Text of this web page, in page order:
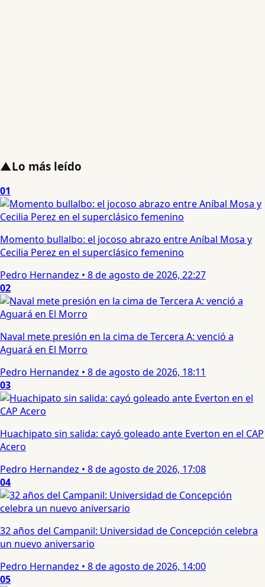
▲Lo más leído
01
Momento bullalbo: el jocoso abrazo entre Aníbal Mosa y
Cecilia Perez en el superclásico femenino
Pedro Hernandez • 8 de agosto de 2026, 22:27
02
Naval mete presión en la cima de Tercera A: venció a
Aguará en El Morro
Pedro Hernandez • 8 de agosto de 2026, 18:11
03
Huachipato sin salida: cayó goleado ante Everton en el CAP
Acero
Pedro Hernandez • 8 de agosto de 2026, 17:08
04
32 años del Campanil: Universidad de Concepción celebra
un nuevo aniversario
Pedro Hernandez • 8 de agosto de 2026, 14:00
05